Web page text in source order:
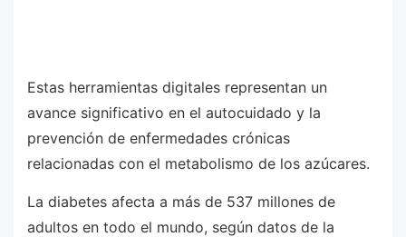
Estas herramientas digitales representan un
avance significativo en el autocuidado y la
prevención de enfermedades crónicas
relacionadas con el metabolismo de los azúcares.
La diabetes afecta a más de 537 millones de
adultos en todo el mundo, según datos de la